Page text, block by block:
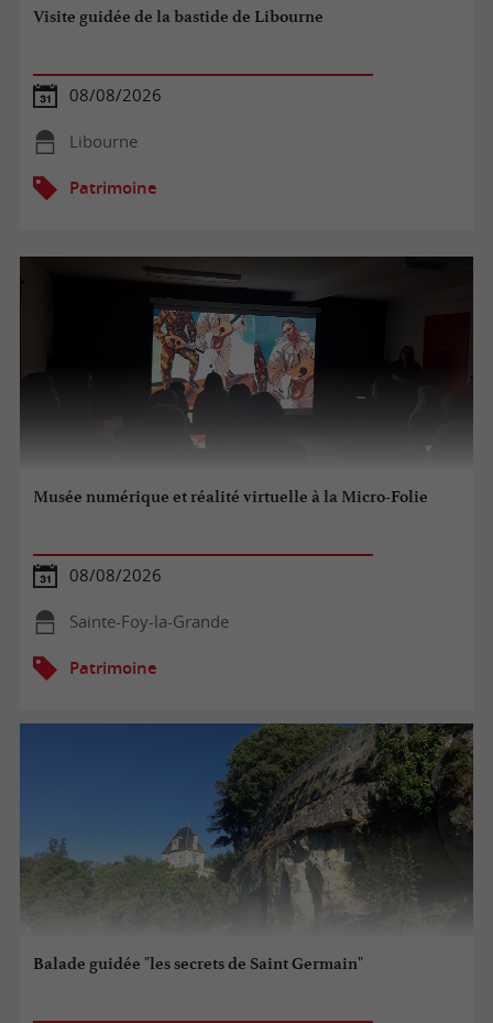
Visite guidée de la bastide de Libourne
08/08/2026
Libourne
Patrimoine
Musée numérique et réalité virtuelle à la Micro-Folie
08/08/2026
Sainte-Foy-la-Grande
Patrimoine
Balade guidée "les secrets de Saint Germain"